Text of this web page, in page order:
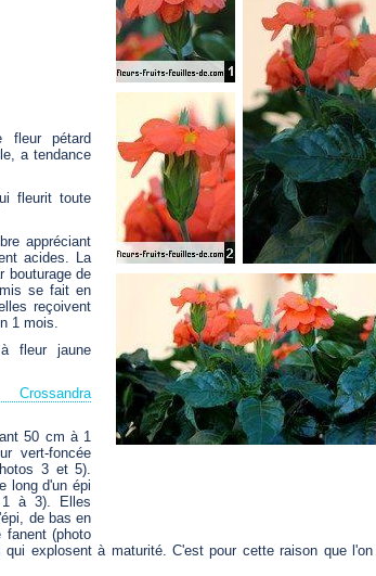
fleur pétard
a tendance
fleurit toute
appréciant
acides. La
bouturage de
se fait en
reçoivent
1 mois.
fleur jaune
50 cm à 1
vert-foncée
3 et 5).
long d'un épi
à 3). Elles
de bas en
fanent (photo
explosent à maturité. C'est pour cette raison que